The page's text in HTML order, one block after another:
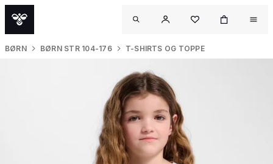
BØRN BØRN STR 104-176 T-SHIRTS OG TOPPE